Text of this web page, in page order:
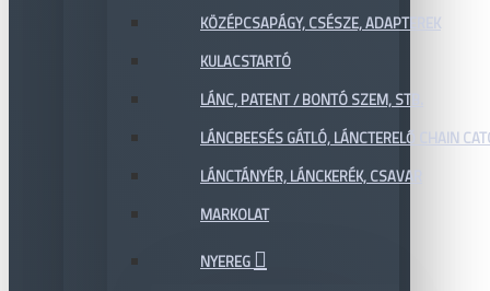
KÖZÉPCSAPÁGY, CSÉSZE, ADAPTEREK
KULACSTARTÓ
LÁNC, PATENT / BONTÓ SZEM, STB.
LÁNCBEESÉS GÁTLÓ, LÁNCTERELŐ CHAIN
LÁNCTÁNYÉR, LÁNCKERÉK, CSAVAR
MARKOLAT
NYEREG